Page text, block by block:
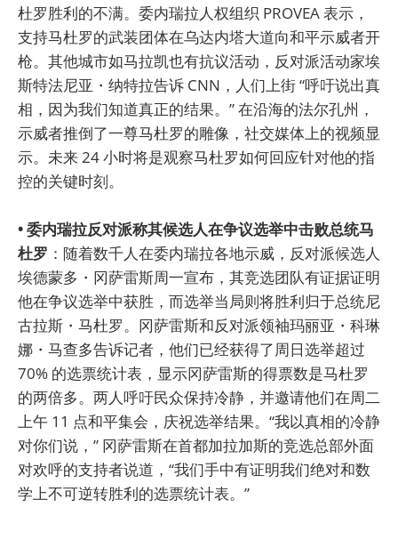
杜罗胜利的不满。委内瑞拉人权组织 PROVEA 表示，
支持马杜罗的武装团体在乌达内塔大道向和平示威者开
枪。其他城市如马拉凯也有抗议活动，反对派活动家埃
斯特法尼亚・纳特拉告诉 CNN，人们上街 “呼吁说出真
相，因为我们知道真正的结果。” 在沿海的法尔孔州，
示威者推倒了一尊马杜罗的雕像，社交媒体上的视频显
示。未来 24 小时将是观察马杜罗如何回应针对他的指
控的关键时刻。
• 委内瑞拉反对派称其候选人在争议选举中击败总统马
杜罗 ：随着数千人在委内瑞拉各地示威，反对派候选人
埃德蒙多・冈萨雷斯周一宣布，其竞选团队有证据证明
他在争议选举中获胜，而选举当局则将胜利归于总统尼
古拉斯・马杜罗。冈萨雷斯和反对派领袖玛丽亚・科琳
娜・马查多告诉记者，他们已经获得了周日选举超过
70% 的选票统计表，显示冈萨雷斯的得票数是马杜罗
的两倍多。两人呼吁民众保持冷静，并邀请他们在周二
上午 11 点和平集会，庆祝选举结果。“我以真相的冷静
对你们说，” 冈萨雷斯在首都加拉加斯的竞选总部外面
对欢呼的支持者说道，“我们手中有证明我们绝对和数
学上不可逆转胜利的选票统计表。”